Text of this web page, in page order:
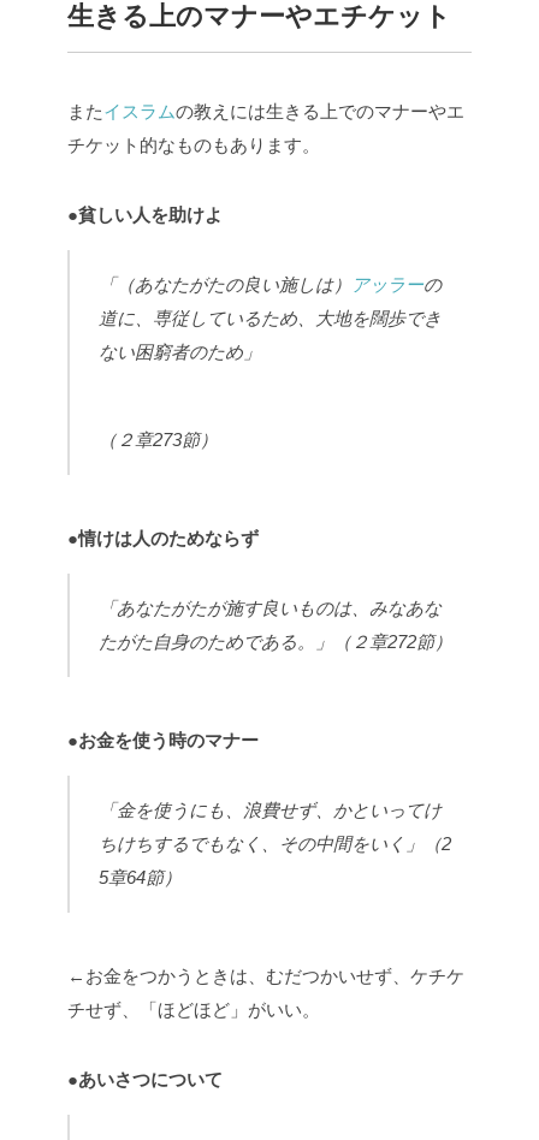
生きる上のマナーやエチケット
またイスラムの教えには生きる上でのマナーやエ
チケット的なものもあります。
●貧しい人を助けよ
「（あなたがたの良い施しは） アッラーの
道に、専従しているため、大地を闊歩でき
ない困窮者のため」
（２章273節）
●情けは人のためならず
「あなたがたが施す良いものは、みなあな
たがた自身のためである。」
（２章272節）
●お金を使う時のマナー
「金を使うにも、浪費せず、かといってけ
ちけちするでもなく、その中間をいく」（2
5章64節）
←お金をつかうときは、むだつかいせず、ケチケ
チせず、「ほどほど」がいい。
●あいさつについて